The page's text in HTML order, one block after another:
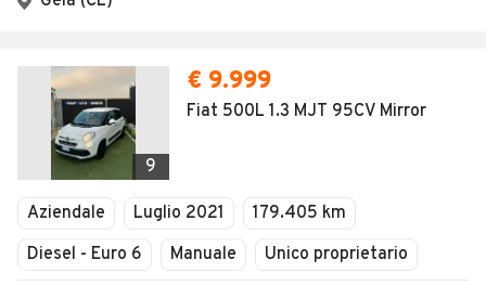
9
€ 9.999
Fiat 500L 1.3 MJT 95CV Mirror
Aziendale Luglio 2021
179.405 km
Diesel - Euro 6
Manuale Unico proprietario